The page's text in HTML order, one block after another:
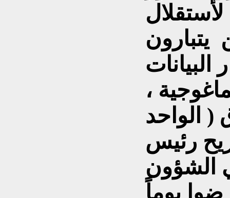
لأستقلال
يتبارون
،
الواحد
رئيس
الشؤون
يوماً